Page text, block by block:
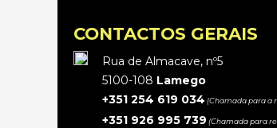
CONTACTOS GERAIS
Rua de Almacave, nº5
5100-108 Lamego
+351 254 619 034 (Chamada para a
+351 926 995 739 (Chamada para